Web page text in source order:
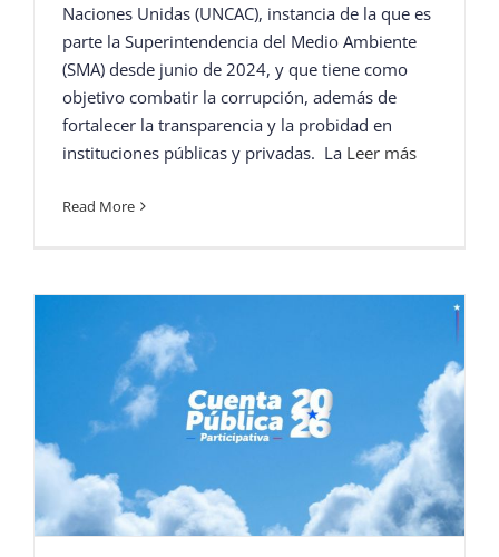
Naciones Unidas (UNCAC), instancia de la que es
parte la Superintendencia del Medio Ambiente
(SMA) desde junio de 2024, y que tiene como
objetivo combatir la corrupción, además de
fortalecer la transparencia y la probidad en
instituciones públicas y privadas. La Leer más
Read More